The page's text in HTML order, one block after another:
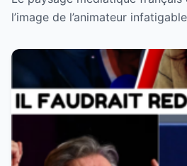
l’image de l’animateur